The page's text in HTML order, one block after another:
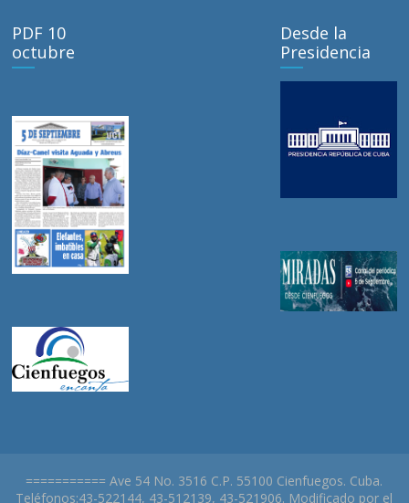
PDF 10
octubre
Desde la
Presidencia
=========== Ave 54 No. 3516 C.P. 55100 Cienfuegos. Cuba.
Teléfonos:43-522144, 43-512139, 43-521906. Modificado por el